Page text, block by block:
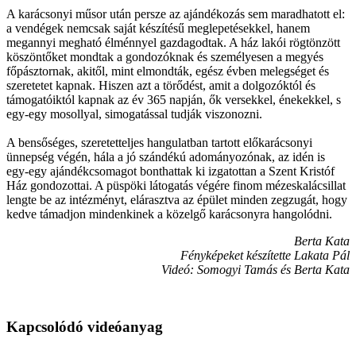
A karácsonyi műsor után persze az ajándékozás sem maradhatott el:
a vendégek nemcsak saját készítésű meglepetésekkel, hanem
megannyi megható élménnyel gazdagodtak. A ház lakói rögtönzött
köszöntőket mondtak a gondozóknak és személyesen a megyés
főpásztornak, akitől, mint elmondták, egész évben melegséget és
szeretetet kapnak. Hiszen azt a törődést, amit a dolgozóktól és
támogatóiktól kapnak az év 365 napján, ők versekkel, énekekkel, s
egy-egy mosollyal, simogatással tudják viszonozni.
A bensőséges, szeretetteljes hangulatban tartott előkarácsonyi
ünnepség végén, hála a jó szándékú adományozónak, az idén is
egy-egy ajándékcsomagot bonthattak ki izgatottan a Szent Kristóf
Ház gondozottai. A püspöki látogatás végére finom mézeskalácsillat
lengte be az intézményt, elárasztva az épület minden zegzugát, hogy
kedve támadjon mindenkinek a közelgő karácsonyra hangolódni.
Berta Kata
Fényképeket készítette Lakata Pál
Videó: Somogyi Tamás és Berta Kata
Kapcsolódó videóanyag